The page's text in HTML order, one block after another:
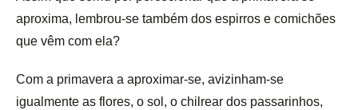
aproxima, lembrou-se também dos espirros e comichões
que vêm com ela?
Com a primavera a aproximar-se, avizinham-se
igualmente as flores, o sol, o chilrear dos passarinhos,